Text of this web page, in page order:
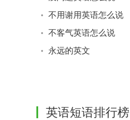
不用谢用英语怎么说
不客气英语怎么说
永远的英文
英语短语排行榜